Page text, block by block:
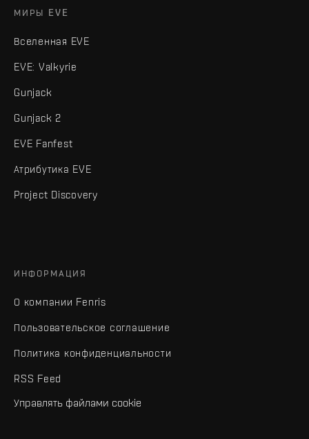
МИРЫ EVE
Вселенная EVE
EVE: Valkyrie
Gunjack
Gunjack 2
EVE Fanfest
Атрибутика EVE
Project Discovery
ИНФОРМАЦИЯ
О компании Fenris
Пользовательское соглашение
Политика конфиденциальности
RSS Feed
Управлять файлами cookie